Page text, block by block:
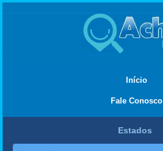
Início
Fale Conosco
Estados